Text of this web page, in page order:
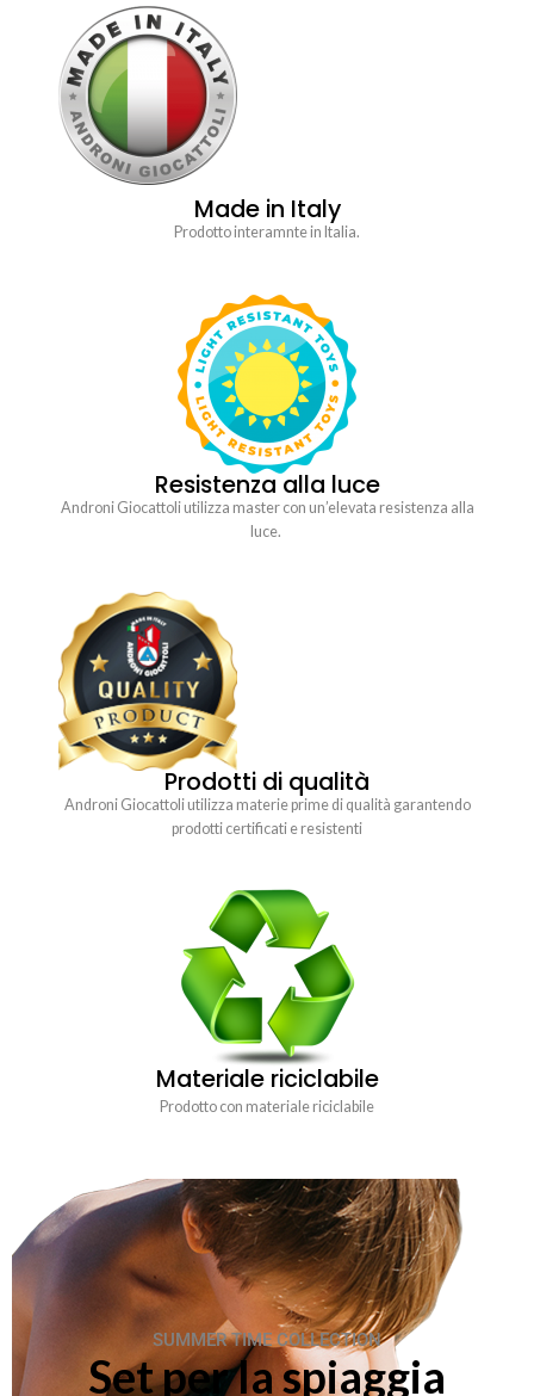
Made in Italy
Prodotto interamnte in Italia.
Resistenza alla luce
Androni Giocattoli utilizza master con un’elevata resistenza alla
luce.
Prodotti di qualità
Androni Giocattoli utilizza materie prime di qualità garantendo
prodotti certificati e resistenti
Materiale riciclabile
Prodotto con materiale riciclabile
SUMMER TIME COLLECTION
Set per la spiaggia